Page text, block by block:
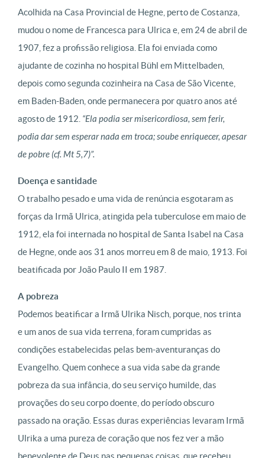
Acolhida na Casa Provincial de Hegne, perto de Costanza,
mudou o nome de Francesca para Ulrica e, em 24 de abril de
1907, fez a profissão religiosa. Ela foi enviada como
ajudante de cozinha no hospital Bühl em Mittelbaden,
depois como segunda cozinheira na Casa de São Vicente,
em Baden-Baden, onde permanecera por quatro anos até
agosto de 1912. “Ela podia ser misericordiosa, sem ferir,
podia dar sem esperar nada em troca; soube enriquecer, apesar
de pobre (cf. Mt 5,7)”.
Doença e santidade
O trabalho pesado e uma vida de renúncia esgotaram as
forças da Irmã Ulrica, atingida pela tuberculose em maio de
1912, ela foi internada no hospital de Santa Isabel na Casa
de Hegne, onde aos 31 anos morreu em 8 de maio, 1913. Foi
beatificada por João Paulo II em 1987.
A pobreza
Podemos beatificar a Irmã Ulrika Nisch, porque, nos trinta
e um anos de sua vida terrena, foram cumpridas as
condições estabelecidas pelas bem-aventuranças do
Evangelho. Quem conhece a sua vida sabe da grande
pobreza da sua infância, do seu serviço humilde, das
provações do seu corpo doente, do período obscuro
passado na oração. Essas duras experiências levaram Irmã
Ulrika a uma pureza de coração que nos fez ver a mão
benevolente de Deus nas pequenas coisas, que recebeu